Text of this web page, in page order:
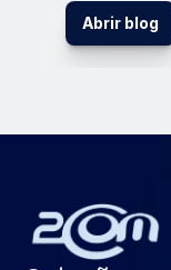
Abrir blog